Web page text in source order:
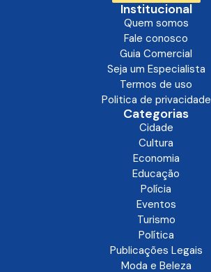
Institucional
Quem somos
Fale conosco
Guia Comercial
Seja um Especialista
Termos de uso
Politica de privacidade
Categorias
Cidade
Cultura
Economia
Educação
Polícia
Eventos
Turismo
Política
Publicações Legais
Moda e Beleza